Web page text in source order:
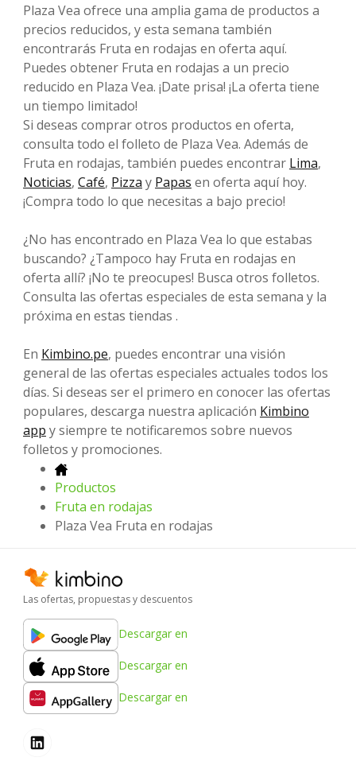
Plaza Vea ofrece una amplia gama de productos a
precios reducidos, y esta semana también
encontrarás Fruta en rodajas en oferta aquí.
Puedes obtener Fruta en rodajas a un precio
reducido en Plaza Vea. ¡Date prisa! ¡La oferta tiene
un tiempo limitado!
Si deseas comprar otros productos en oferta,
consulta todo el folleto de Plaza Vea. Además de
Fruta en rodajas, también puedes encontrar Lima,
Noticias, Café, Pizza y Papas en oferta aquí hoy.
¡Compra todo lo que necesitas a bajo precio!
¿No has encontrado en Plaza Vea lo que estabas
buscando? ¿Tampoco hay Fruta en rodajas en
oferta allí? ¡No te preocupes! Busca otros folletos.
Consulta las ofertas especiales de esta semana y la
próxima en estas tiendas .
En Kimbino.pe, puedes encontrar una visión
general de las ofertas especiales actuales todos los
días. Si deseas ser el primero en conocer las ofertas
populares, descarga nuestra aplicación Kimbino
app y siempre te notificaremos sobre nuevos
folletos y promociones.
Productos
Fruta en rodajas
Plaza Vea Fruta en rodajas
Las ofertas, propuestas y descuentos
Descargar en
Descargar en
Descargar en